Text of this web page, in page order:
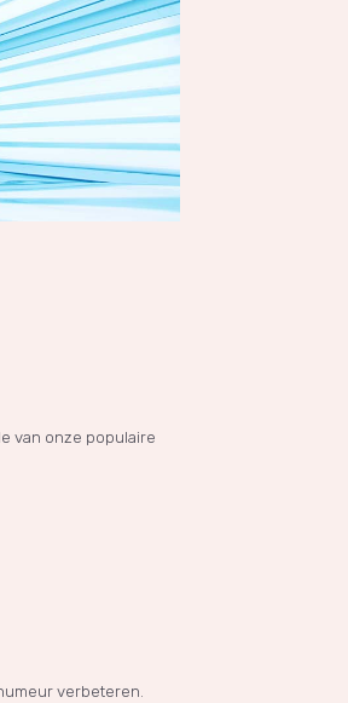
van onze populaire
verbeteren.